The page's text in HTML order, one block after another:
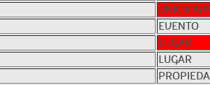
EVENTO
LUGAR
LUGAR